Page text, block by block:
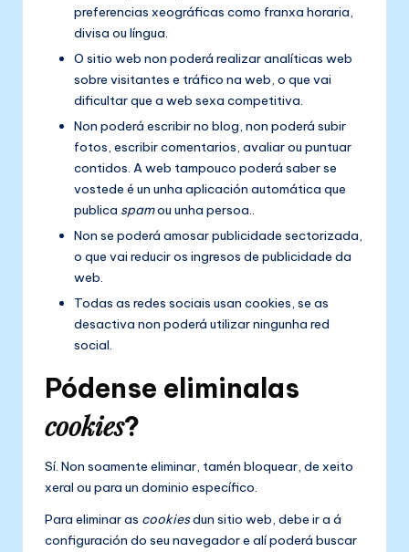
preferencias xeográficas como franxa horaria,
divisa ou língua.
O sitio web non poderá realizar analíticas web
sobre visitantes e tráfico na web, o que vai
dificultar que a web sexa competitiva.
Non poderá escribir no blog, non poderá subir
fotos, escribir comentarios, avaliar ou puntuar
contidos. A web tampouco poderá saber se
vostede é un unha aplicación automática que
publica spamou unha persoa..
Non se poderá amosar publicidade sectorizada,
o que vai reducir os ingresos de publicidade da
web.
Todas as redes sociais usan cookies, se as
desactiva non poderá utilizar ningunha red
social.
Pódense eliminalas
cookies?
Sí. Non soamente eliminar, tamén bloquear, de xeito
xeral ou para un dominio específico.
Para eliminar as cookiesdun sitio web, debe ir a á
configuración do seu navegador e alí poderá buscar